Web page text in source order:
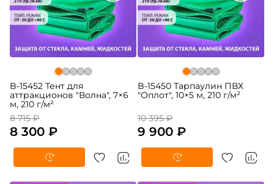
B-15452 Тент для
аттракционов "Волна", 7×6
м, 210 г/м²
8 715 ₽
8 300 ₽
B-15450 Тарпаулин ПВХ
"Оплот", 10×5 м, 210 г/м²
10 395 ₽
9 900 ₽